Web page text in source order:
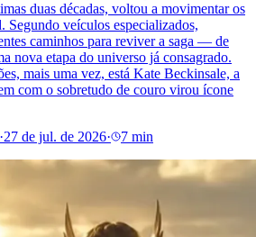
duas décadas, voltou a movimentar os
veículos especializados,
caminhos para reviver a saga — de
nova etapa do universo já consagrado.
mais uma vez, está Kate Beckinsale, a
com o sobretudo de couro virou ícone
·27 de jul. de 2026· 7 min